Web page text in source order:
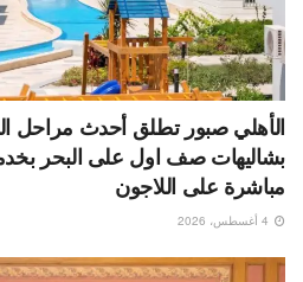
الأهلي صبور تطلق أحدث مراحل
بشاليهات صف اول على البحر
مباشرة على اللاجون